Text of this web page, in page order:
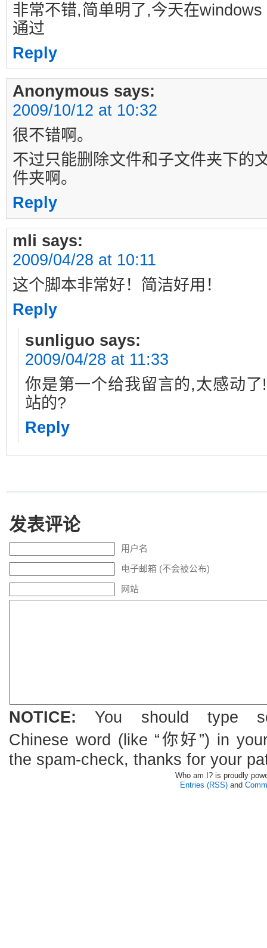
非常不错,简单明了,今天在
通过
Reply
Anonymous says:
2009/10/12 at 10:32
很不错啊。
不过只能删除文件和子文件夹下的
件夹啊。
Reply
mli says:
2009/04/28 at 10:11
这个脚本非常好！简洁好用！
Reply
sunliguo says:
2009/04/28 at 11:33
你是第一个给我留言的,太感动
站的?
Reply
发表评论
用户名
电子邮箱 (不会被公布)
网站
NOTICE: You should type
Chinese word (like “你好”) in
the spam-check, thanks for your
Who am I? is proudly
Entries (RSS) and